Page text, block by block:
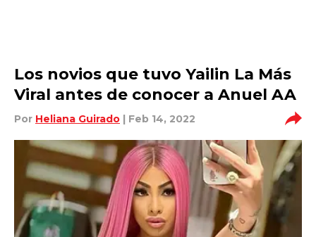
Los novios que tuvo Yailin La Más
Viral antes de conocer a Anuel AA
Por Heliana Guirado | Feb 14, 2022